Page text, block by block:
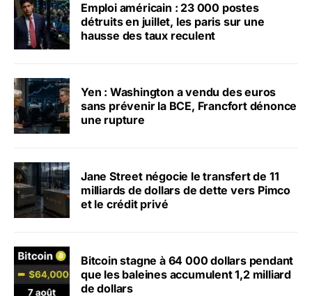
Emploi américain : 23 000 postes
détruits en juillet, les paris sur une
hausse des taux reculent
Yen : Washington a vendu des euros
sans prévenir la BCE, Francfort dénonce
une rupture
Jane Street négocie le transfert de 11
milliards de dollars de dette vers Pimco
et le crédit privé
Bitcoin stagne à 64 000 dollars pendant
que les baleines accumulent 1,2 milliard
de dollars